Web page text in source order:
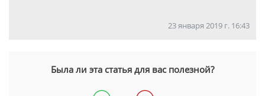
23 января 2019 г. 16:43
Была ли эта статья для вас полезной?